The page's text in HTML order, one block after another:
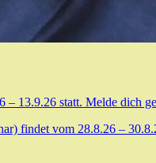
13.9.26 statt. Melde dich
findet vom 28.8.26 –